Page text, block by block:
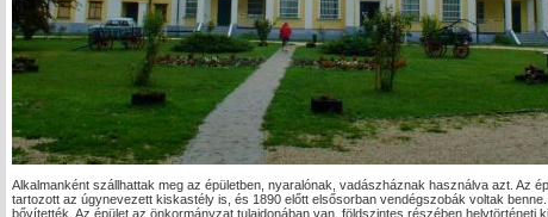
Alkalmanként szállhattak meg az épületben, nyaralónak, vadászháznak használva azt. Az
tartozott az úgynevezett kiskastély is, és 1890 előtt elsősorban vendégszobák voltak
bővítették. Az épület az önkormányzat tulajdonában van, földszintes részében